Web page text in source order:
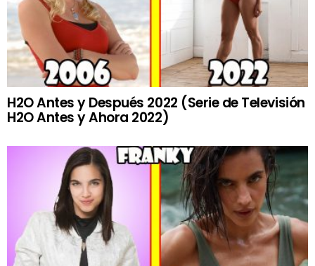
H2O Antes y Después 2022 (Serie de Televisión
H2O Antes y Ahora 2022)